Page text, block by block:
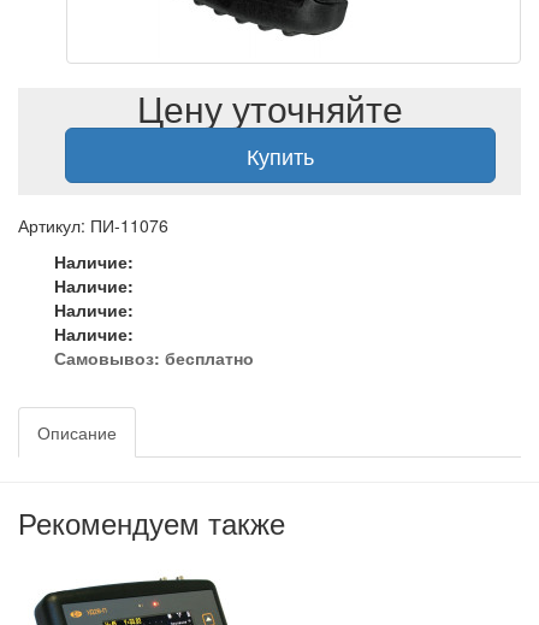
Цену уточняйте
Купить
Артикул: ПИ-11076
Наличие:
Наличие:
Наличие:
Наличие:
Самовывоз: бесплатно
Описание
Рекомендуем также